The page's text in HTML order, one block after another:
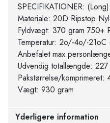
SPECIFIKATIONER: (Long)
Materiale: 20D Ripstop
Fyldvægt: 370 gram 750+
Temperatur: 2o/-4o/-21oC
Anbefalet max
Udvendig totallængde: 227
Pakstørrelse/
Vægt: 930 gram
Yderligere information